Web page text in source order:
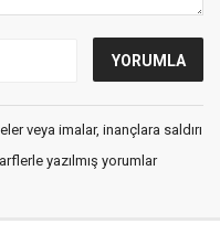
veya imalar, inançlara saldırı
yazılmış yorumlar